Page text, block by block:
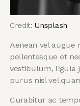
Credit: Unsplash
Aenean vel
pellentesque et
vestibulum, ligula
purus nisl vel
Curabitur ac